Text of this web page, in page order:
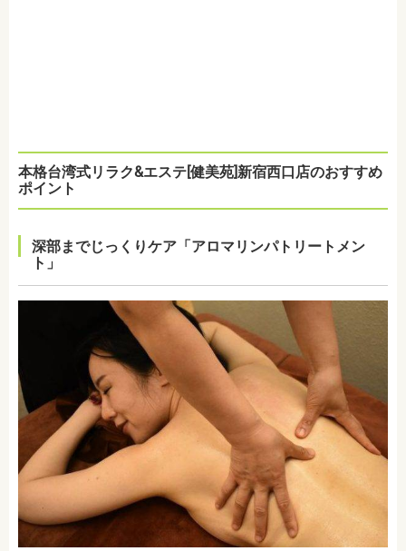
本格台湾式リラク&エステ[健美苑]新宿西口店のおすすめ
ポイント
深部までじっくりケア「アロマリンパトリートメン
ト」